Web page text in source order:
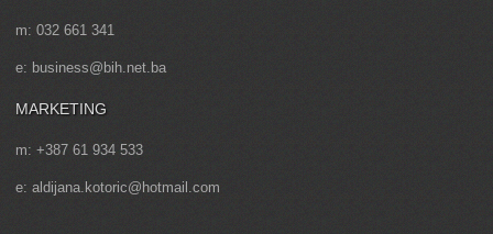
m: 032 661 341
e: business@bih.net.ba
MARKETING
m: +387 61 934 533
e: aldijana.kotoric@hotmail.com